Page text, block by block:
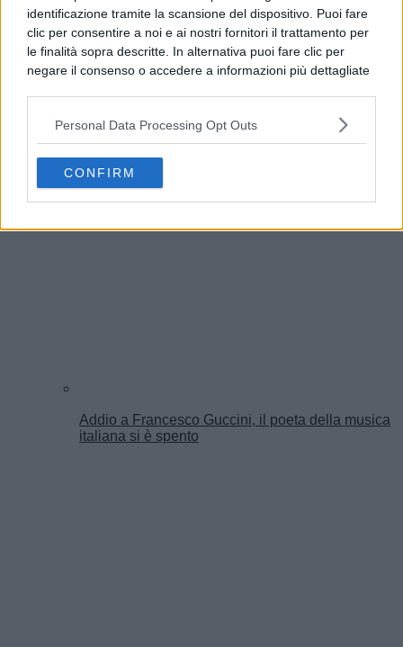
identificazione tramite la scansione del dispositivo. Puoi fare
clic per consentire a noi e ai nostri fornitori il trattamento per
le finalità sopra descritte. In alternativa puoi fare clic per
negare il consenso o accedere a informazioni più dettagliate
possono non richiedere il tuo consenso, ma hai il diritto di
opporti a tale trattamento. Le tue preferenze si
preferenze in qualsiasi momento ritornando su questo sito o
consultando la nostrainformativa sulla riservatezza.
Personal Data Processing Opt Outs
CONFIRM
Terra dei Fuochi, il Generale Parrulli visita la
Control Room interforze
Addio a Francesco Guccini, il poeta della musica
italiana si è spento